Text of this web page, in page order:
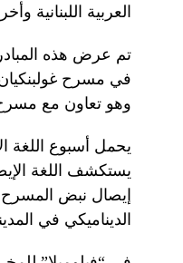
العربية اللبنانية
تم عرض هذه
في مسرح
وهو تعاون مع مسرح
يحمل أسبوع اللغة
يستكشف اللغة
إيصال نبض المسرح
الديناميكي في